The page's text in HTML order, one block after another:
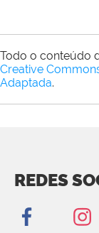
Todo o conteúdo
Creative
Adaptada.
REDES